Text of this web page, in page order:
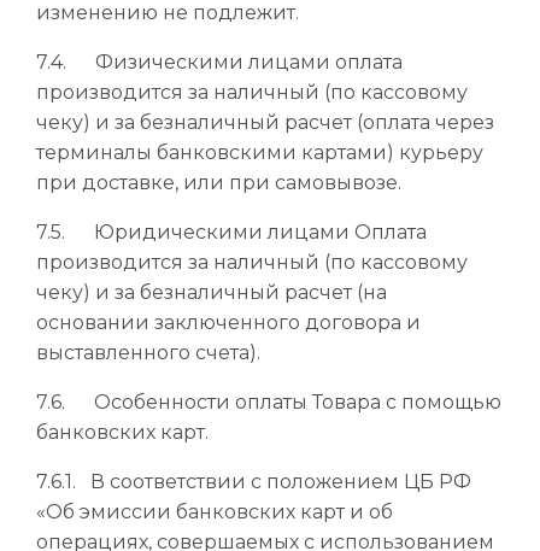
изменению не подлежит.
7.4. Физическими лицами оплата
производится за наличный (по кассовому
чеку) и за безналичный расчет (оплата через
терминалы банковскими картами) курьеру
при доставке, или при самовывозе.
7.5. Юридическими лицами Оплата
производится за наличный (по кассовому
чеку) и за безналичный расчет (на
основании заключенного договора и
выставленного счета).
7.6. Особенности оплаты Товара с помощью
банковских карт.
7.6.1. В соответствии с положением ЦБ РФ
«Об эмиссии банковских карт и об
операциях, совершаемых с использованием